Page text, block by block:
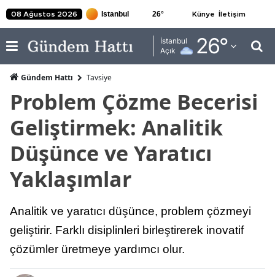
08 Ağustos 2026 26° Künye İletişim
İstanbul
Açık
26°
Adana
Adıyaman
Ağrı
Amasya
Ankara
Artvin
Aydın
Gündem Hattı Tavsiye
Problem Çözme Becerisi
Geliştirmek: Analitik
Düşünce ve Yaratıcı
Yaklaşımlar
Analitik ve yaratıcı düşünce, problem çözmeyi
geliştirir. Farklı disiplinleri birleştirerek inovatif
çözümler üretmeye yardımcı olur.